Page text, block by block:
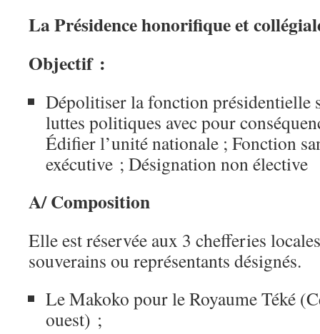
La Présidence honorifique et
Objectif :
Dépolitiser la fonction présidentielle
luttes politiques avec pour
Édifier l’unité nationale ; Fonction
exécutive ; Désignation non élective
A/ Composition
Elle est réservée aux 3 chefferies
souverains ou représentants désignés.
Le Makoko pour le Royaume Téké
ouest) ;